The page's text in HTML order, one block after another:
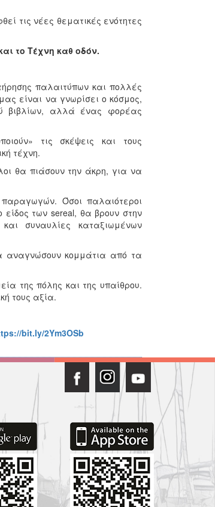
τις νέες θεματικές ενότητες
παλαιτύπων και πολλές
είναι να γνωρίσει ο κόσμος,
βιβλίων, αλλά ένας φορέας
τις σκέψεις και τους
τέχνη.
θα πιάσουν την άκρη, για να
Όσοι παλαιότεροι
των sereal, θα βρουν στην
συναυλίες καταξιωμένων
αναγνώσουν κομμάτια από τα
της πόλης και της υπαίθρου.
τους αξία.
bit.ly/2Ym3OSb